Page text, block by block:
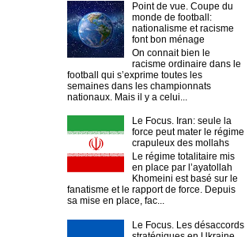
Point de vue. Coupe du
monde de football:
nationalisme et racisme
font bon ménage
On connait bien le
racisme ordinaire dans le
football qui s’exprime toutes les
semaines dans les championnats
nationaux. Mais il y a celui...
Le Focus. Iran: seule la
force peut mater le régime
crapuleux des mollahs
Le régime totalitaire mis
en place par l’ayatollah
Khomeini est basé sur le
fanatisme et le rapport de force. Depuis
sa mise en place, fac...
Le Focus. Les désaccords